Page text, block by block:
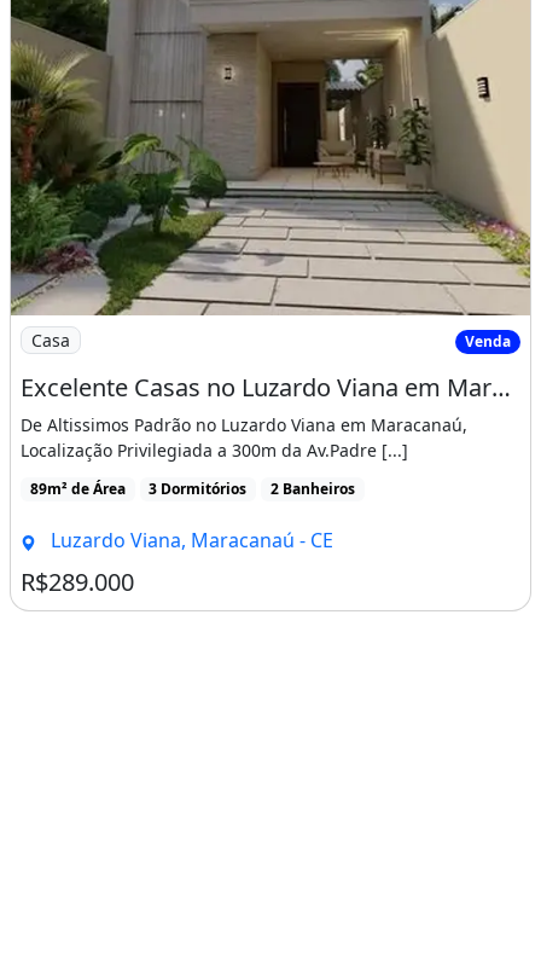
Imagem: Excelente Casas no Luzardo Viana em
Casa Venda
Excelente Casas no Luzardo Viana em Maracanaú, 100 Porcelanato Acabamento Fino!. 1G90Gch
De Altissimos Padrão no Luzardo Viana em Maracanaú,
Localização Privilegiada a 300m da Av.Padre [...]
89m² de Área 3 Dormitórios 2 Banheiros
Luzardo Viana, Maracanaú - CE
R$289.000